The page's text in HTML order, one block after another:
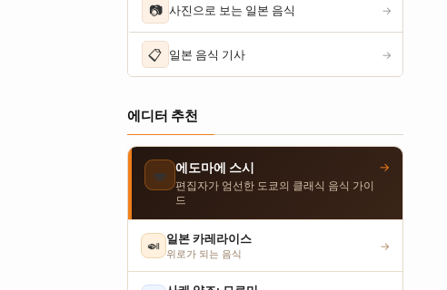
📷 사진으로 보는 일본 음식 →
📋 일본 음식 기사 →
에디터 추천
🍣 에도마에 스시
편집자가 엄선한 도쿄의 클래식 음식 가이
드
→
🍛 일본 카레라이스
위로가 되는 음식
→